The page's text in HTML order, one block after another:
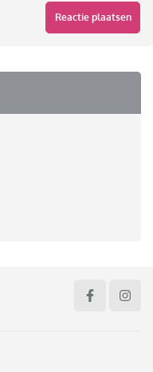
Reactie plaatsen